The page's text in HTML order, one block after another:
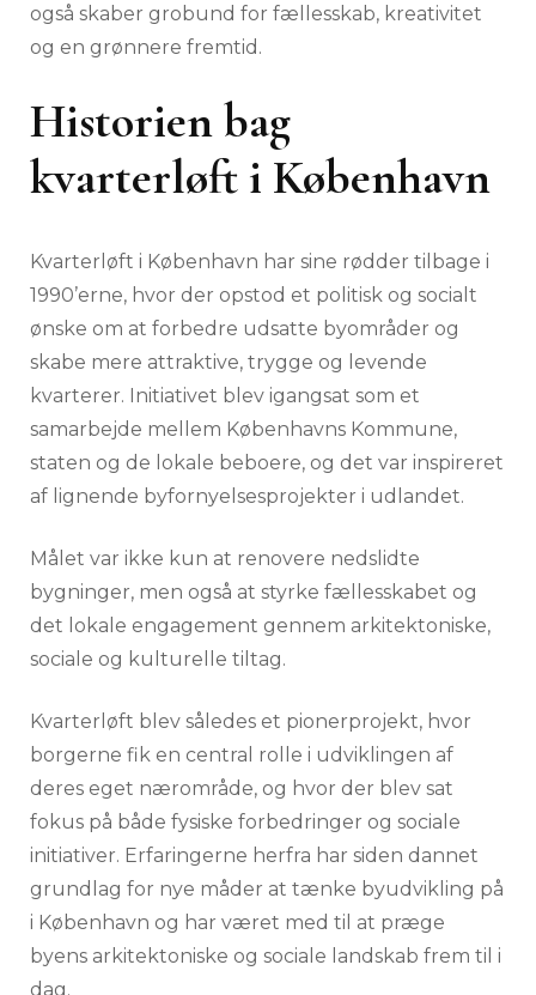
også skaber grobund for fællesskab, kreativitet
og en grønnere fremtid.
Historien bag
kvarterløft i København
Kvarterløft i København har sine rødder tilbage i
1990’erne, hvor der opstod et politisk og socialt
ønske om at forbedre udsatte byområder og
skabe mere attraktive, trygge og levende
kvarterer. Initiativet blev igangsat som et
samarbejde mellem Københavns Kommune,
staten og de lokale beboere, og det var inspireret
af lignende byfornyelsesprojekter i udlandet.
Målet var ikke kun at renovere nedslidte
bygninger, men også at styrke fællesskabet og
det lokale engagement gennem arkitektoniske,
sociale og kulturelle tiltag.
Kvarterløft blev således et pionerprojekt, hvor
borgerne fik en central rolle i udviklingen af
deres eget nærområde, og hvor der blev sat
fokus på både fysiske forbedringer og sociale
initiativer. Erfaringerne herfra har siden dannet
grundlag for nye måder at tænke byudvikling på
i København og har været med til at præge
byens arkitektoniske og sociale landskab frem til i
dag.